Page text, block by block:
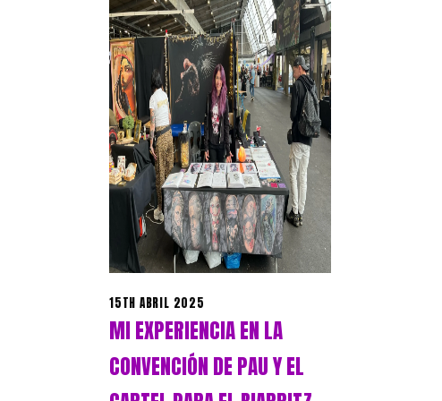
15TH ABRIL 2025
MI EXPERIENCIA EN LA
CONVENCIÓN DE PAU Y EL